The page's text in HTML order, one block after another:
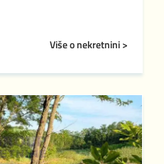
Više o nekretnini >